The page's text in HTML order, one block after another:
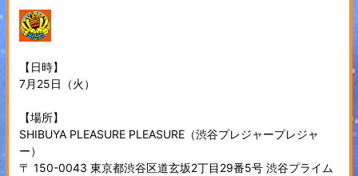
【日時】
7月25日（火）
【場所】
SHIBUYA PLEASURE PLEASURE（渋谷プレジャープレジャ
ー）
〒 150-0043 東京都渋谷区道玄坂2丁目29番5号 渋谷プライム